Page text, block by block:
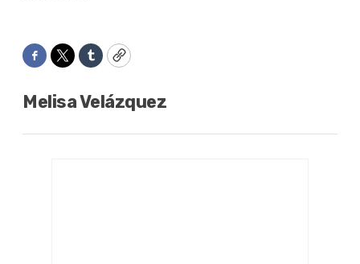
Facebook
TwitterTumblrCopy
Melisa Velázquez